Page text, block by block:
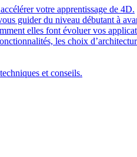
votre apprentissage de 4D.
guider du niveau débutant à
elles font évoluer vos
les choix
et conseils.